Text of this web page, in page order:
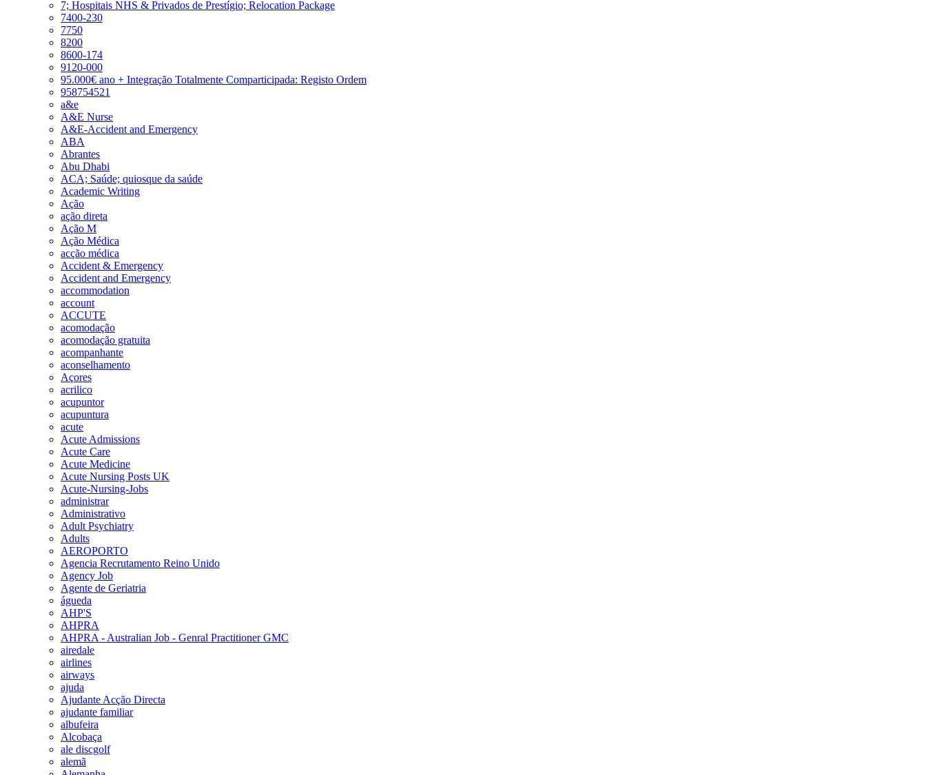
7; Hospitais NHS & Privados de Prestígio; Relocation Package
7400-230
7750
8200
8600-174
9120-000
95.000€ ano + Integração Totalmente Comparticipada: Registo Ordem
958754521
a&e
A&E Nurse
A&E-Accident and Emergency
ABA
Abrantes
Abu Dhabi
ACA; Saúde; quiosque da saúde
Academic Writing
Ação
ação direta
Ação M
Ação Médica
acção médica
Accident & Emergency
Accident and Emergency
accommodation
account
ACCUTE
acomodação
acomodação gratuita
acompanhante
aconselhamento
Açores
acrilico
acupuntor
acupuntura
acute
Acute Admissions
Acute Care
Acute Medicine
Acute Nursing Posts UK
Acute-Nursing-Jobs
administrar
Administrativo
Adult Psychiatry
Adults
AEROPORTO
Agencia Recrutamento Reino Unido
Agency Job
Agente de Geriatria
águeda
AHP'S
AHPRA
AHPRA - Australian Job - Genral Practitioner GMC
airedale
airlines
airways
ajuda
Ajudante Acção Directa
ajudante familiar
albufeira
Alcobaça
ale discgolf
alemã